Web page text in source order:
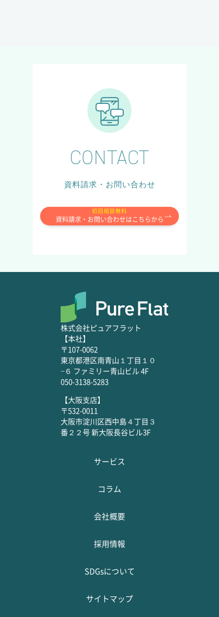
CONTACT
資料請求・お問い合わせ
初回相談無料
資料請求・お問い合わせはこちらから
株式会社ピュアフラット
【本社】
〒107-0062
東京都港区南青山１丁目１０
−６ ファミリー青山ビル 4F
050-3138-5283
【大阪支店】
〒532-0011
大阪市淀川区西中島４丁目３
番２２号 新大阪長谷ビル3F
サービス
コラム
会社概要
採用情報
SDGsについて
サイトマップ